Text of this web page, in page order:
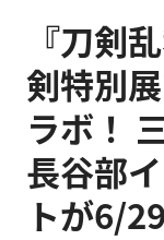
『刀剣
剣特別
ラボ！
長谷部
トが6/